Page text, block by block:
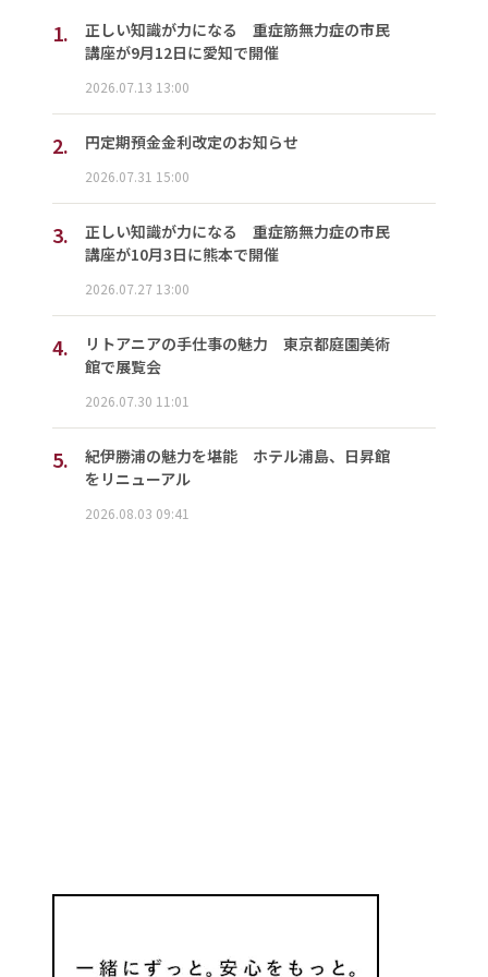
1.
正しい知識が力になる 重症筋無力症の市民
講座が9月12日に愛知で開催
2026.07.13 13:00
2. 円定期預金金利改定のお知らせ
2026.07.31 15:00
3.
正しい知識が力になる 重症筋無力症の市民
講座が10月3日に熊本で開催
2026.07.27 13:00
4.
リトアニアの手仕事の魅力 東京都庭園美術
館で展覧会
2026.07.30 11:01
5.
紀伊勝浦の魅力を堪能 ホテル浦島、日昇館
をリニューアル
2026.08.03 09:41